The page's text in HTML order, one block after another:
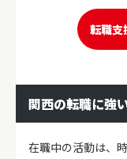
転職支
関西の転職に強
在職中の活動は、